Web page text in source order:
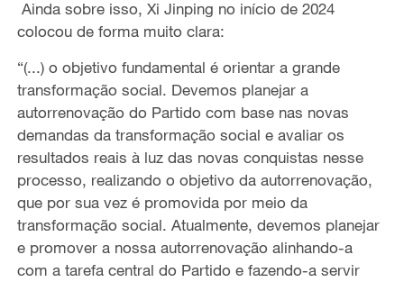
Ainda sobre isso, Xi Jinping no início de 2024
colocou de forma muito clara:
“(...) o objetivo fundamental é orientar a grande
transformação social. Devemos planejar a
autorrenovação do Partido com base nas novas
demandas da transformação social e avaliar os
resultados reais à luz das novas conquistas nesse
processo, realizando o objetivo da autorrenovação,
que por sua vez é promovida por meio da
transformação social. Atualmente, devemos planejar
e promover a nossa autorrenovação alinhando-a
com a tarefa central do Partido e fazendo-a servir